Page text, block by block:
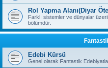
Rol Yapma Alanı(Diyar
Farklı sistemler ve dünyalar
bölümdür.
Edebi Kürsü
Genel olarak Fantastik